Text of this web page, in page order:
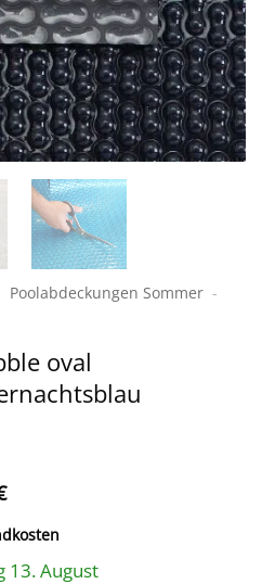
Pool­abdeckungen Sommer -
oval
Aktueller
Preis
ist:
317,60 €.
13. August